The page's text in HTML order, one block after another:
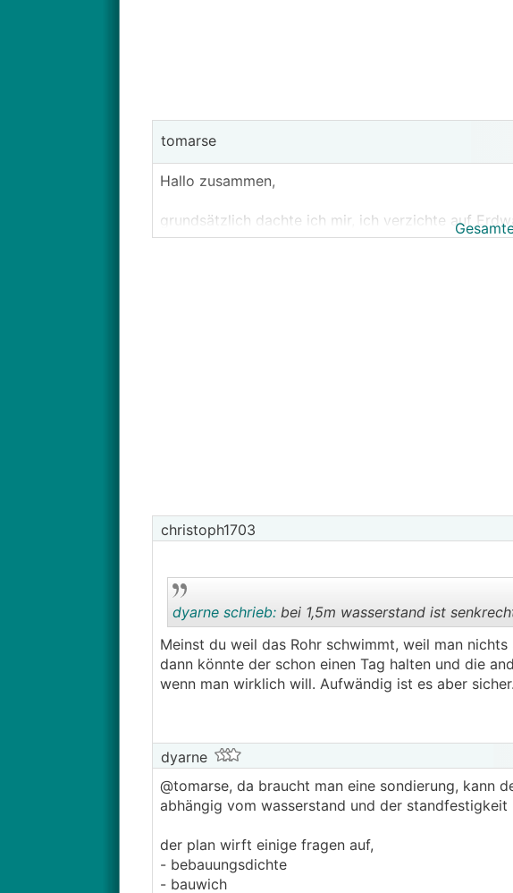
tomarse
Hallo zusammen,
grundsätzlich dachte ich mir, ich verzichte auf
liebäugle ich aber doch immer mehr wieder mit
christoph1703
..
dyarne schrieb:bei 1,5m wasserstand ist
Meinst du weil das Rohr schwimmt, weil man
dann könnte der schon einen Tag halten und die
wenn man wirklich will. Aufwändig ist es aber sicher.
dyarne
@tomarse, da braucht man eine sondierung, kann
abhängig vom wasserstand und der standfestigkeit
der plan wirft einige fragen auf,
- bebauungsdichte
- bauwich